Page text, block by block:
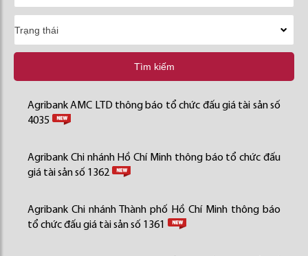
Tìm kiếm
Agribank AMC LTD thông báo tổ chức đấu giá tài sản số
4035
Agribank Chi nhánh Hồ Chí Minh thông báo tổ chức đấu
giá tài sản số 1362
Agribank Chi nhánh Thành phố Hồ Chí Minh thông báo
tổ chức đấu giá tài sản số 1361